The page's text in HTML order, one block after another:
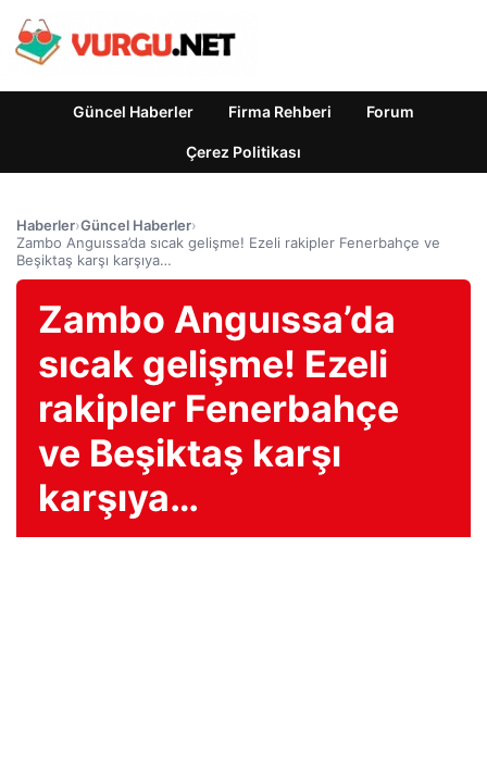
Güncel Haberler Firma Rehberi Forum
Çerez Politikası
Haberler›Güncel Haberler›
Zambo Anguıssa’da sıcak gelişme! Ezeli rakipler Fenerbahçe ve
Beşiktaş karşı karşıya…
Zambo Anguıssa’da
sıcak gelişme! Ezeli
rakipler Fenerbahçe
ve Beşiktaş karşı
karşıya…